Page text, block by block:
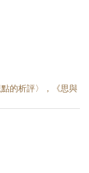
的析評〉，《思與